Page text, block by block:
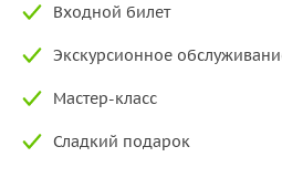
Входной билет
Экскурсионное
Мастер-класс
Сладкий подарок